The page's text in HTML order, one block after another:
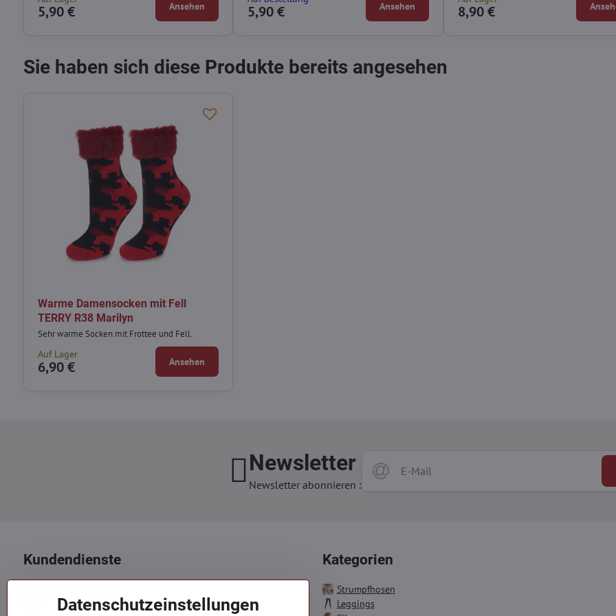
5,90 € Ansehen 5,90 € Ansehen 8,90 €
Sie haben sich diese Produkte bereits angesehen
Warme Damensocken mit Fell
TERRY R38 Marilyn
Sehr warme Socken mit Frottee und Fell.
Auf Lager
6,90 € Ansehen
Newsletter
Newsletter abonnieren :
Kundendienste Kategorien
Strumpfhosen
Leggings
Datenschutzeinstellungen